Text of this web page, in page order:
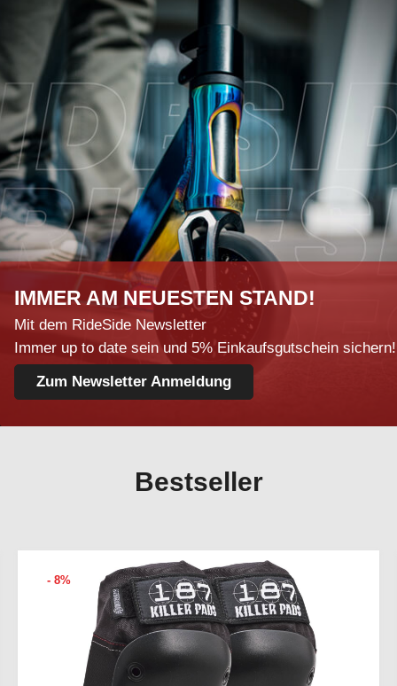
IMMER AM NEUESTEN STAND!
Mit dem RideSide Newsletter
Immer up to date sein und 5% Einkaufsgutschein sichern!
Zum Newsletter Anmeldung
Bestseller
- 8%